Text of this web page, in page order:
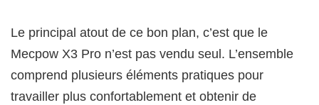
Le principal atout de ce bon plan, c’est que le
Mecpow X3 Pro n’est pas vendu seul. L’ensemble
comprend plusieurs éléments pratiques pour
travailler plus confortablement et obtenir de